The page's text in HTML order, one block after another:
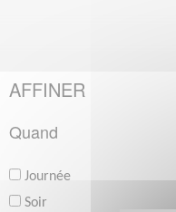
AFFINER
Quand
Journée
Soir